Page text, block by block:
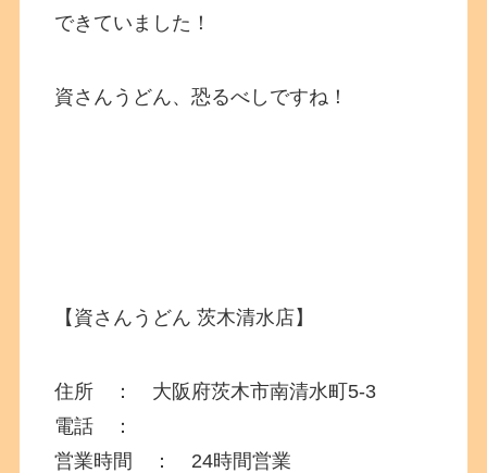
できていました！
資さんうどん、恐るべしですね！
【資さんうどん 茨木清水店】
住所 ： 大阪府茨木市南清水町5-3
電話 ：
営業時間 ： 24時間営業